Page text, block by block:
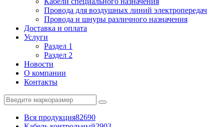
Провода для воздушных линий электропередач
Провода и шнуры различного назначения
Доставка и оплата
Услуги
Раздел 1
Раздел 2
Новости
О компании
Контакты
Вся продукция82690